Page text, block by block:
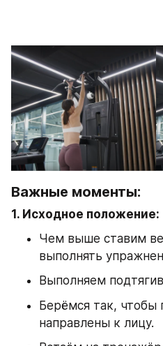
Важные моменты:
1. Исходное положение:
Чем выше ставим
выполнять
Выполняем
Берёмся так, чтобы
направлены к лицу.